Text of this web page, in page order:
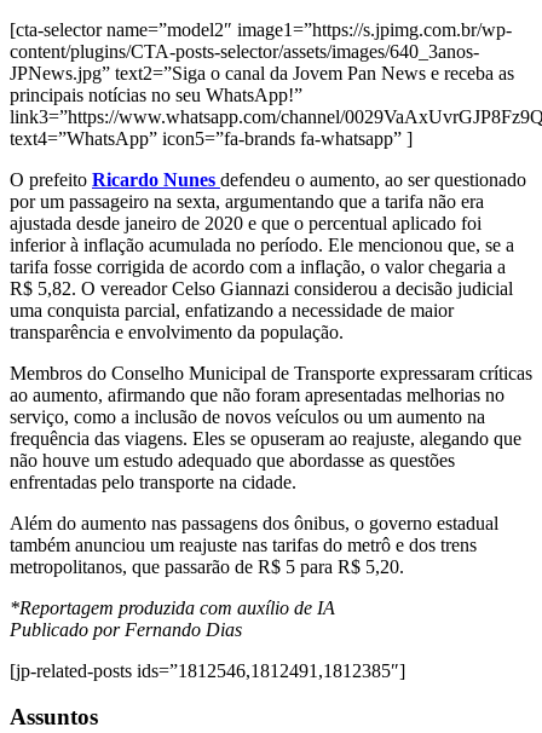
[cta-selector name=”model2″ image1=”https://s.jpimg.com.br/wp-
content/plugins/CTA-posts-selector/assets/images/640_3anos-
JPNews.jpg” text2=”Siga o canal da Jovem Pan News e receba as
principais notícias no seu WhatsApp!”
link3=”https://www.whatsapp.com/channel/
text4=”WhatsApp” icon5=”fa-brands fa-whatsapp” ]
O prefeito Ricardo Nunes defendeu o aumento, ao ser questionado
por um passageiro na sexta, argumentando que a tarifa não era
ajustada desde janeiro de 2020 e que o percentual aplicado foi
inferior à inflação acumulada no período. Ele mencionou que, se a
tarifa fosse corrigida de acordo com a inflação, o valor chegaria a
R$ 5,82. O vereador Celso Giannazi considerou a decisão judicial
uma conquista parcial, enfatizando a necessidade de maior
transparência e envolvimento da população.
Membros do Conselho Municipal de Transporte expressaram críticas
ao aumento, afirmando que não foram apresentadas melhorias no
serviço, como a inclusão de novos veículos ou um aumento na
frequência das viagens. Eles se opuseram ao reajuste, alegando que
não houve um estudo adequado que abordasse as questões
enfrentadas pelo transporte na cidade.
Além do aumento nas passagens dos ônibus, o governo estadual
também anunciou um reajuste nas tarifas do metrô e dos trens
metropolitanos, que passarão de R$ 5 para R$ 5,20.
*Reportagem produzida com auxílio de IA
Publicado por Fernando Dias
[jp-related-posts ids=”1812546,1812491,1812385″]
Assuntos